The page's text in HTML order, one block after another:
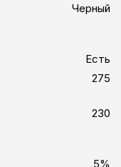
Черный
Есть
275
230
5%